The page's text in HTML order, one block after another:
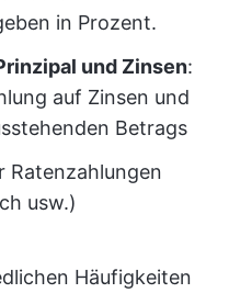
in Prozent.
und Zinsen:
auf Zinsen und
Betrags
Ratenzahlungen
usw.)
Häufigkeiten